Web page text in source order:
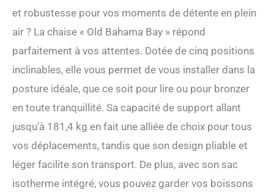
et robustesse pour vos moments de détente en plein
air ? La chaise « Old Bahama Bay » répond
parfaitement à vos attentes. Dotée de cinq positions
inclinables, elle vous permet de vous installer dans la
posture idéale, que ce soit pour lire ou pour bronzer
en toute tranquillité. Sa capacité de support allant
jusqu’à 181,4 kg en fait une alliée de choix pour tous
vos déplacements, tandis que son design pliable et
léger facilite son transport. De plus, avec son sac
isotherme intégré, vous pouvez garder vos boissons